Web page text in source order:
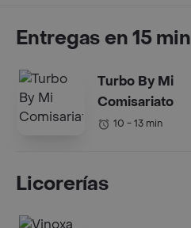
Entregas en 15 min
Turbo By Mi
Comisariato
10 - 13 min
Licorerías